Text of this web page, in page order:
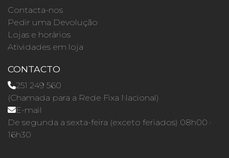
Contacta-nos
Pedir uma Devolução
Lojas e horários
Atividades em loja
CONTACTO
251 249 560
(Chamada para a Rede Fixa Nacional)
E-mail
De segunda a sexta-feira (exceto feriados) 08h00 ·
16h30